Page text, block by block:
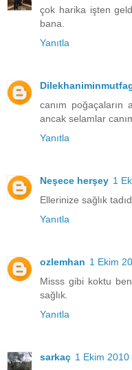
çok harika işten
bana.
Yanıtla
canım poğaçaların
ancak selamlar
Yanıtla
Neşece herşey 1
Ellerinize sağlık
Yanıtla
ozlemhan 1 Ekim
Misss gibi koktu
sağlık.
Yanıtla
sarkaç 1 Ekim 2010